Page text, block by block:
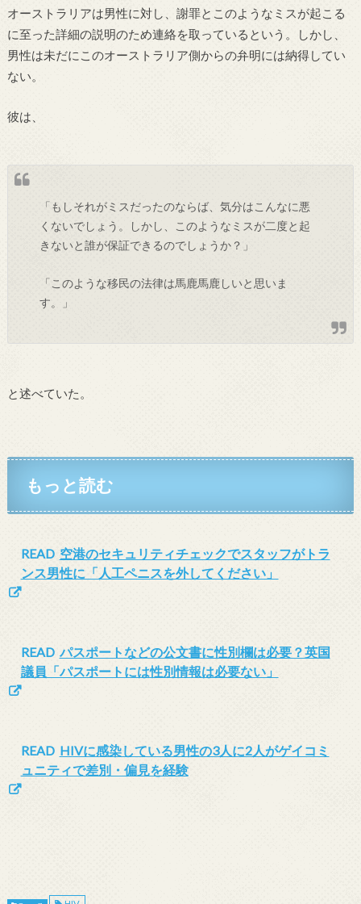
オーストラリアは男性に対し、謝罪とこのようなミスが起こる
に至った詳細の説明のため連絡を取っているという。しかし、
男性は未だにこのオーストラリア側からの弁明には納得してい
ない。
彼は、
「もしそれがミスだったのならば、気分はこんなに悪
くないでしょう。しかし、このようなミスが二度と起
きないと誰が保証できるのでしょうか？」
「このような移民の法律は馬鹿馬鹿しいと思いま
す。」
と述べていた。
もっと読む
READ 空港のセキュリティチェックでスタッフがトラ
ンス男性に「人工ペニスを外してください」
READ パスポートなどの公文書に性別欄は必要？英国
議員「パスポートには性別情報は必要ない」
READ HIVに感染している男性の3人に2人がゲイコミ
ュニティで差別・偏見を経験